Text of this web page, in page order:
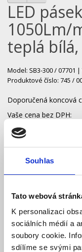
Souhlas
Tato webová
K personalizaci
sociálních médií a
soubory cookie.
sdílíme se svými
LED
1050Lm/
teplá bílá,
Model: SB3-300 / 07701
Produktové číslo: 745 /
Doporučená koncová
Vaše cena bez DPH:
Vaše cena včetně DPH:
Množství